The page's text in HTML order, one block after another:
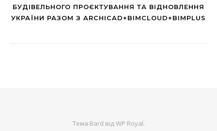
БУДІВЕЛЬНОГО ПРОЄКТУВАННЯ ТА ВІДНОВЛЕННЯ
УКРАЇНИ РАЗОМ З ARCHICAD+BIMCLOUD+BIMPLUS
Тема Bard відWP Royal.